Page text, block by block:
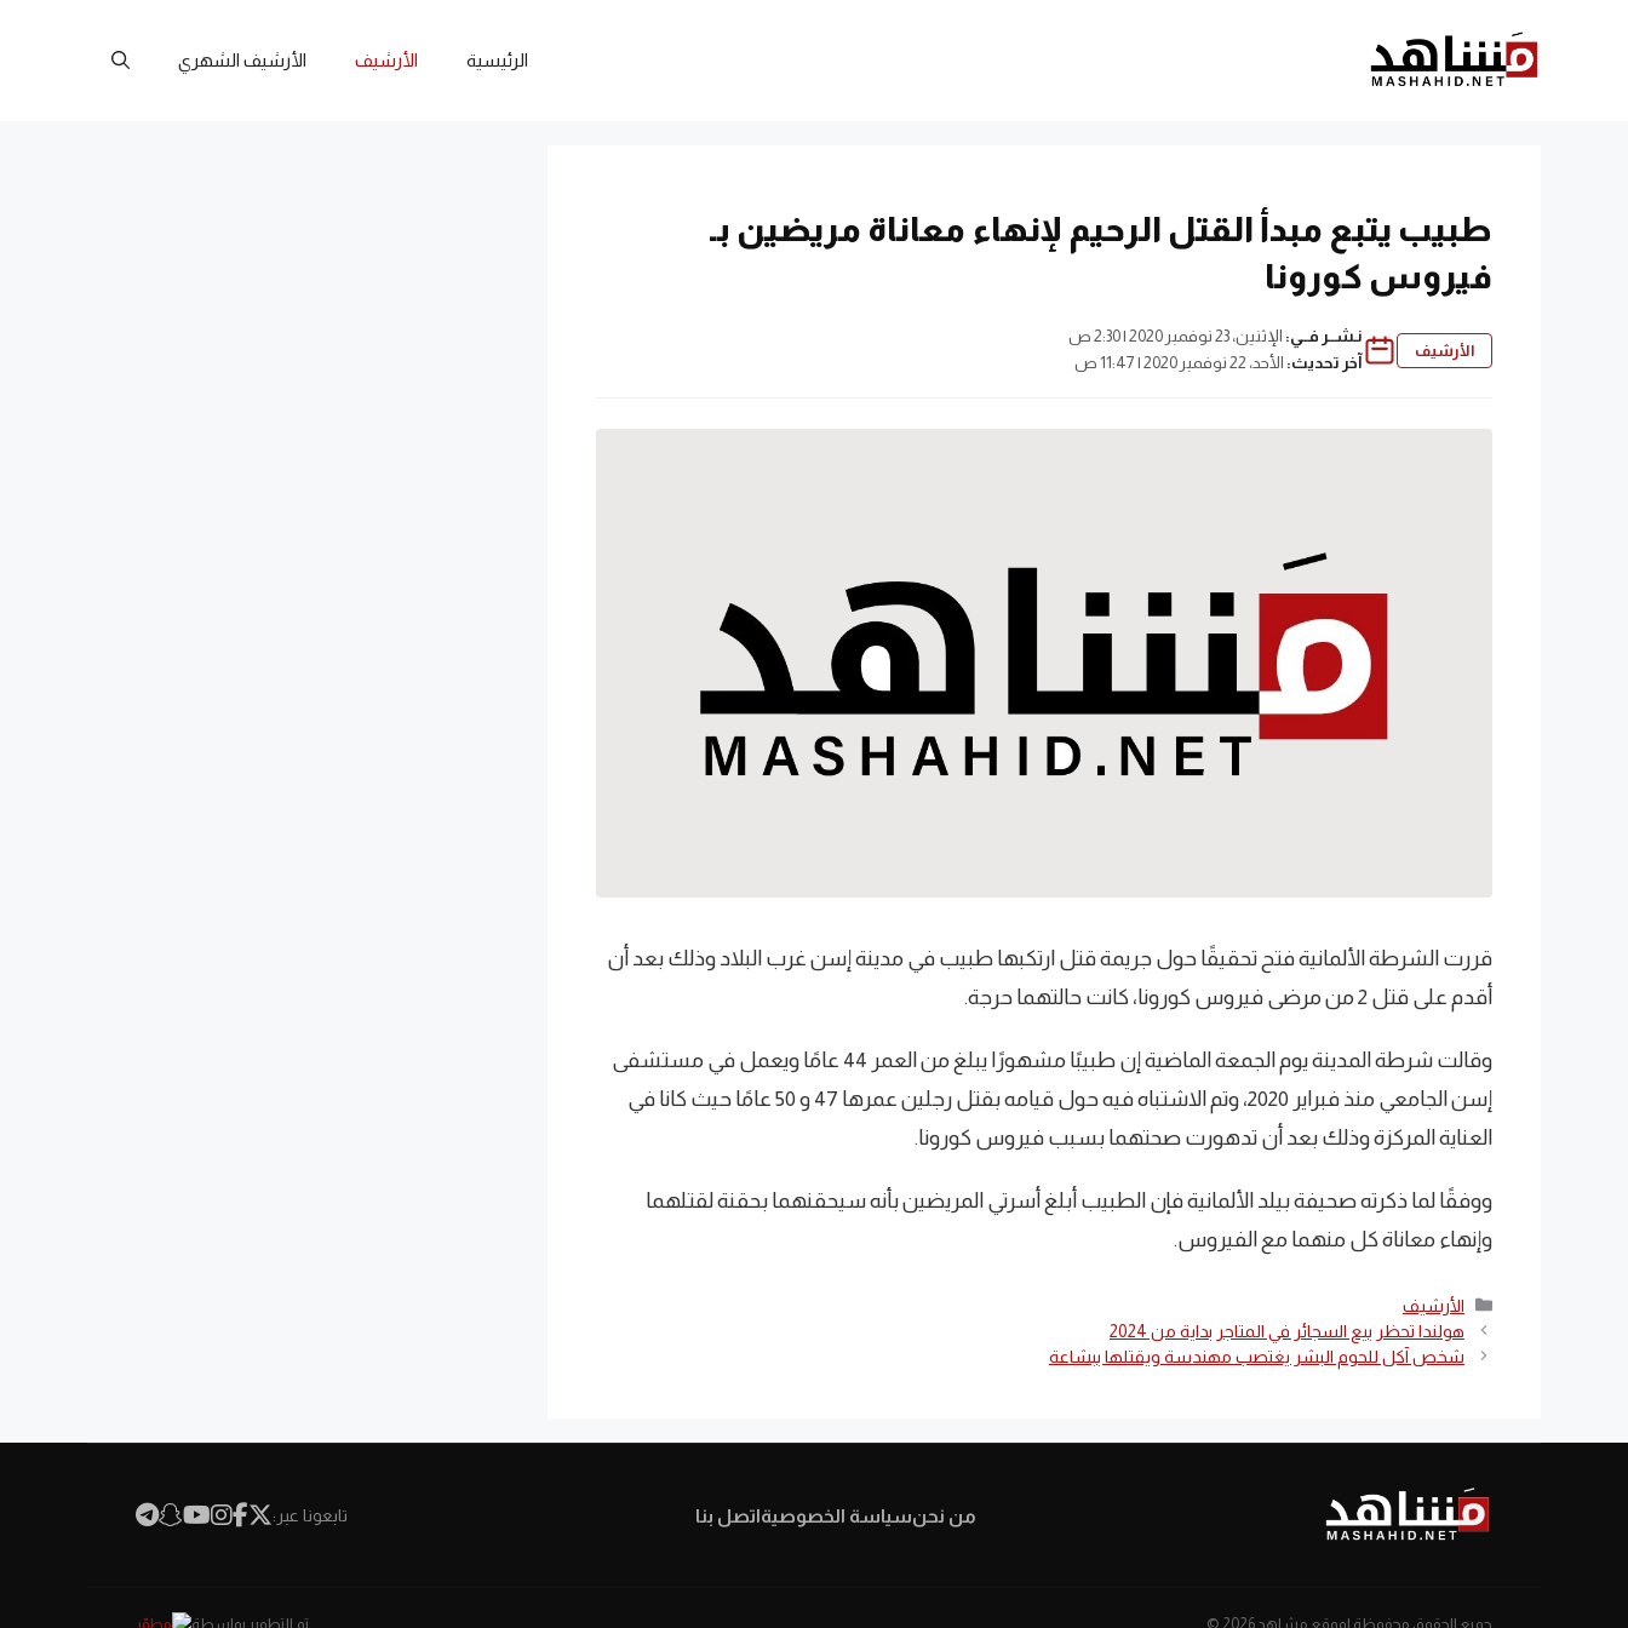
الرئيسية الأرشيف الأرشيف الشهري
طبيب يتبع مبدأ القتل الرحيم لإنهاء معاناة مريضين بـ
فيروس كورونا
الأرشيف
نـشــر فــي: الإثنين، 23 نوفمبر 2020 | 2:30 ص
آخر تحديث: الأحد، 22 نوفمبر 2020 | 11:47 ص
قررت الشرطة الألمانية فتح تحقيقًا حول جريمة قتل ارتكبها طبيب في مدينة إسن غرب البلاد وذلك بعد أن
أقدم على قتل 2 من مرضى فيروس كورونا، كانت حالتهما حرجة.
وقالت شرطة المدينة يوم الجمعة الماضية إن طبيبًا مشهورًا يبلغ من العمر 44 عامًا ويعمل في مستشفى
إسن الجامعي منذ فبراير 2020، وتم الاشتباه فيه حول قيامه بقتل رجلين عمرها 47 و 50 عامًا حيث كانا في
العناية المركزة وذلك بعد أن تدهورت صحتهما بسبب فيروس كورونا.
ووفقًا لما ذكرته صحيفة بيلد الألمانية فإن الطبيب أبلغ أسرتي المريضين بأنه سيحقنهما بحقنة لقتلهما
وإنهاء معاناة كل منهما مع الفيروس.
التصنيفات
الأرشيف
هولندا تحظر بيع السجائر في المتاجر بداية من 2024
شخص آكل للحوم البشر يغتصب مهندسة ويقتلها ببشاعة
من نحنسياسة الخصوصيةاتصل بنا تابعونا عبر:
جميع الحقوق محفوظة لموقع مشاهد 2026 © تم التطوير بواسطة